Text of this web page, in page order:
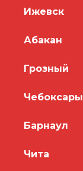
Ижевск
Абакан
Грозный
Чебоксары
Барнаул
Чита